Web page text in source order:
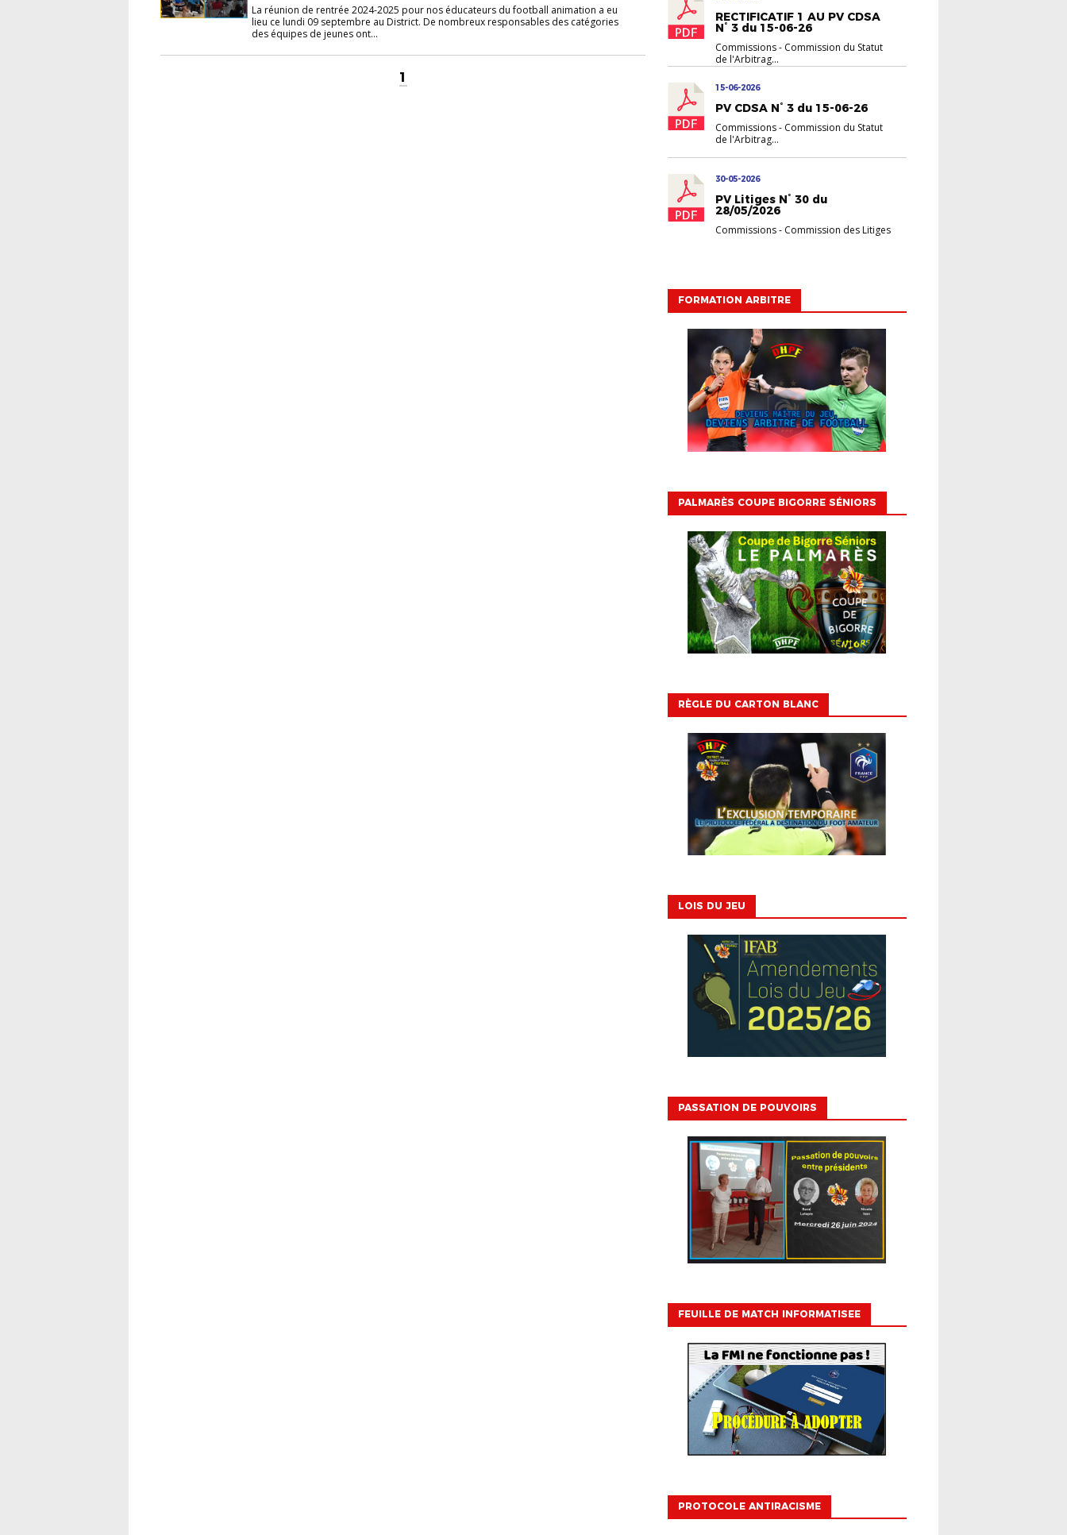
La réunion de rentrée 2024-2025 pour nos éducateurs du football animation a eu
lieu ce lundi 09 septembre au District. De nombreux responsables des catégories
des équipes de jeunes ont...
1
RECTIFICATIF 1 AU PV CDSA
N° 3 du 15-06-26
Commissions- Commission du Statut
de l'Arbitrag...
15-06-2026
PV CDSA N° 3 du 15-06-26
Commissions- Commission du Statut
de l'Arbitrag...
30-05-2026
PV Litiges N° 30 du
28/05/2026
Commissions- Commission des Litiges
FORMATION ARBITRE
PALMARÈS COUPE BIGORRE SÉNIORS
RÈGLE DU CARTON BLANC
LOIS DU JEU
PASSATION DE POUVOIRS
FEUILLE DE MATCH INFORMATISEE
PROTOCOLE ANTIRACISME